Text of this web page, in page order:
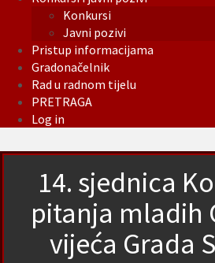
Konkursi
Javni pozivi
Pristup informacijama
Gradonačelnik
Rad u radnom tijelu
PRETRAGA
Log in
14. sjednica
pitanja mladih
vijeća Grada